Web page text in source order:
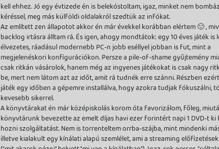
kell ehhez. Jó egy évtizede én is belekóstoltam, igaz, minket nem
kéréssel, meg más külföldi oldalakról szedtük az infókat.
Az említett zen állapotot akkor én már évekkel korábban elértem 🙂 ,
backlog irtásra álltam rá. És igen, ahogy mondtátok: egy 10 éves játék is
élvezetes, ráadásul modernebb PC-n jobb eséllyel jobban is fut, mint a
megjelenéskori konfigurációkon. Persze a pile-of-shame gyűjtemény
csak ritkán vásárolok, hanem még az ingyenes játékokat is csak nagy
be, mert nem látom azt az időt, amit rá tudnék erre szánni. Részben
játék egy időben a gépemre installálva, hogy azokra tudjak fókuszálni,
kevesebb sikerrel.
A könyvtárakat én már középiskolás korom óta favorizálom, főleg,
könyvtárunk bevezette az emelt díjas havi ezer forintért napi 1 DVD-t
hozni szolgáltatást. Nem is torrenteltem orrba-szájba, mint mindenki
illetve kialakult egy kínálati alapú szemlélet, ami a streaming